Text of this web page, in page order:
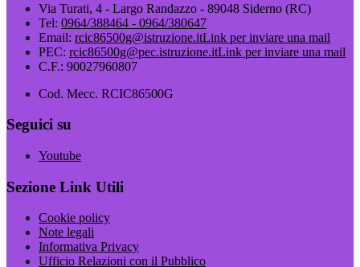
Via Turati, 4 - Largo Randazzo - 89048 Siderno (RC)
Tel: 0964/388464 - 0964/380647
Email: rcic86500g@istruzione.itLink per inviare una mail
PEC: rcic86500g@pec.istruzione.itLink per inviare una mail
C.F.: 90027960807
Cod. Mecc. RCIC86500G
Seguici su
Youtube
Sezione Link Utili
Cookie policy
Note legali
Informativa Privacy
Ufficio Relazioni con il Pubblico